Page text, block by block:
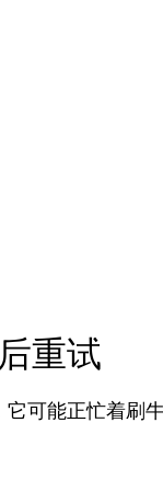
重试
可能正忙着刷